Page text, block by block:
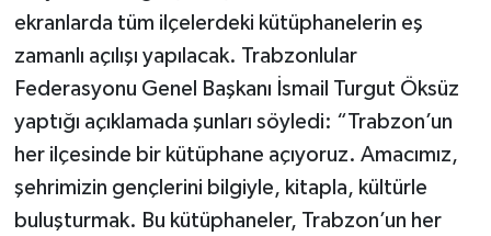
ekranlarda tüm ilçelerdeki kütüphanelerin eş
zamanlı açılışı yapılacak. Trabzonlular
Federasyonu Genel Başkanı İsmail Turgut Öksüz
yaptığı açıklamada şunları söyledi: “Trabzon’un
her ilçesinde bir kütüphane açıyoruz. Amacımız,
şehrimizin gençlerini bilgiyle, kitapla, kültürle
buluşturmak. Bu kütüphaneler, Trabzon’un her